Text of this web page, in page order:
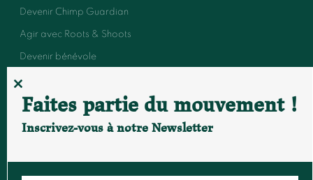
Devenir Chimp Guardian
Agir avec Roots & Shoots
Devenir bénévole
Événements et conférences
FAIRE UN DON
CLOSE
THIS
MODULE
Faites partie du mouvement !
Inscrivez-vous à notre Newsletter